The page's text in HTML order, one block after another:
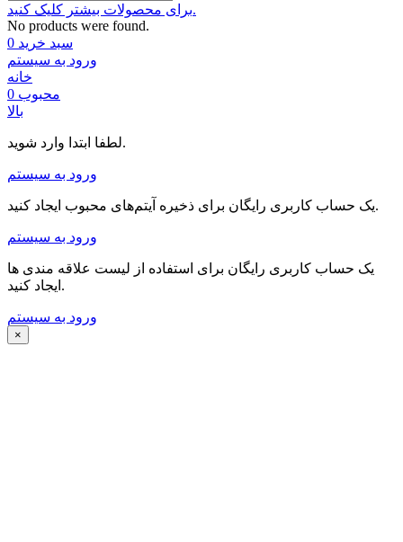
برای محصولات بیشتر کلیک کنید.
No products were found.
سبد خرید 0
ورود به سیستم
خانه
محبوب 0
بالا
لطفا ابتدا وارد شوید.
ورود به سیستم
یک حساب کاربری رایگان برای ذخیره آیتم‌های محبوب ایجاد کنید.
ورود به سیستم
یک حساب کاربری رایگان برای استفاده از لیست علاقه مندی ها
ایجاد کنید.
ورود به سیستم
×